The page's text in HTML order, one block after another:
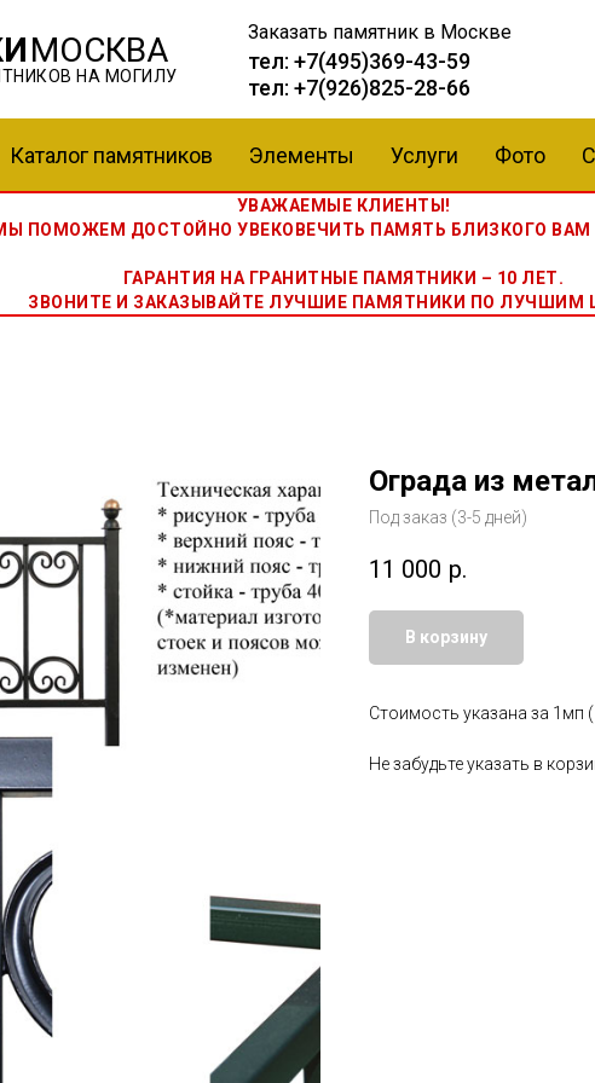
Заказать памятник в Москве
тел: +7(495)369-43-59
тел: +7(926)825-28-66
МОСКВА
НА МОГИЛУ
Каталог памятников Элементы Услуги Фото
УВАЖАЕМЫЕ КЛИЕНТЫ!
ПОМОЖЕМ ДОСТОЙНО УВЕКОВЕЧИТЬ ПАМЯТЬ БЛИЗКОГО ВАМ
ГАРАНТИЯ НА ГРАНИТНЫЕ ПАМЯТНИКИ – 10 ЛЕТ.
ЗВОНИТЕ И ЗАКАЗЫВАЙТЕ ЛУЧШИЕ ПАМЯТНИКИ ПО ЛУЧШИМ
Ограда из
Под заказ (3-5 дней)
11 000 р.
В корзину
Стоимость указана за 1мп
Не забудьте указать в